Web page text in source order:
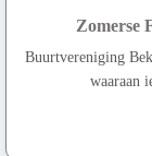
Zomerse
Buurtvereniging
waaraan